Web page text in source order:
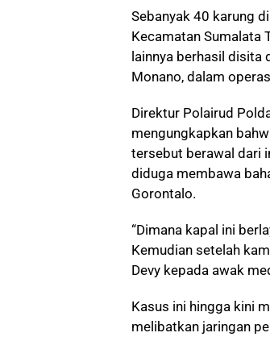
Sebanyak 40 karung
Kecamatan Sumalata
lainnya berhasil disita
Monano, dalam
Direktur Polairud
mengungkapkan
tersebut berawal dari
diduga membawa
Gorontalo.
“Dimana kapal ini
Kemudian setelah
Devy kepada awak
Kasus ini hingga kini
melibatkan jaringan